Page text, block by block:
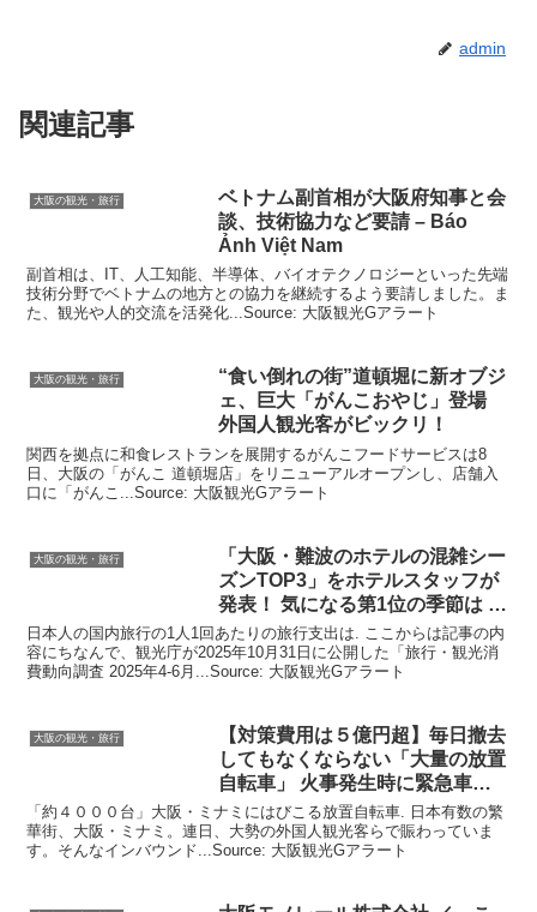
admin
関連記事
大阪の観光・旅行 ベトナム副首相が大阪府知事と会
談、技術協力など要請 – Báo
Ảnh Việt Nam
副首相は、IT、人工知能、半導体、バイオテクノロジーといった先端
技術分野でベトナムの地方との協力を継続するよう要請しました。ま
た、観光や人的交流を活発化...Source: 大阪観光Gアラート
大阪の観光・旅行
“食い倒れの街”道頓堀に新オブジ
ェ、巨大「がんこおやじ」登場
外国人観光客がビックリ！
関西を拠点に和食レストランを展開するがんこフードサービスは8
日、大阪の「がんこ 道頓堀店」をリニューアルオープンし、店舗入
口に「がんこ...Source: 大阪観光Gアラート
大阪の観光・旅行 「 大阪 ・難波のホテルの混雑シー
ズンTOP3」をホテルスタッフが
発表！ 気になる第1位の季節は …
日本人の国内旅行の1人1回あたりの旅行支出は. ここからは記事の内
容にちなんで、観光庁が2025年10月31日に公開した「旅行・観光消
費動向調査 2025年4-6月...Source: 大阪観光Gアラート
大阪の観光・旅行
【対策費用は５億円超】毎日撤去
してもなくならない「大量の放置
自転車」 火事発生時に緊急車両
…
「約４０００台」大阪・ミナミにはびこる放置自転車. 日本有数の繁
華街、大阪・ミナミ。連日、大勢の外国人観光客らで賑わっていま
す。そんなインバウンド...Source: 大阪観光Gアラート